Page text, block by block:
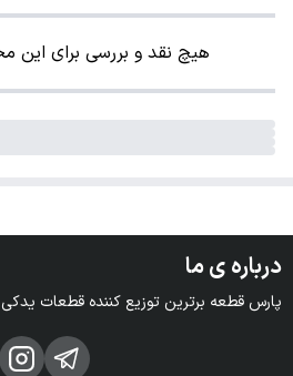
هیچ نقد و بررسی برای
درباره ی ما
پارس قطعه برترین توزیع کننده قطعات